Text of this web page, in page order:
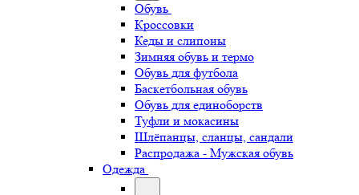
Обувь
Кроссовки
Кеды и слипоны
Зимняя обувь и термо
Обувь для футбола
Баскетбольная обувь
Обувь для единоборств
Туфли и мокасины
Шлёпанцы, сланцы, сандали
Распродажа - Мужская обувь
Одежда